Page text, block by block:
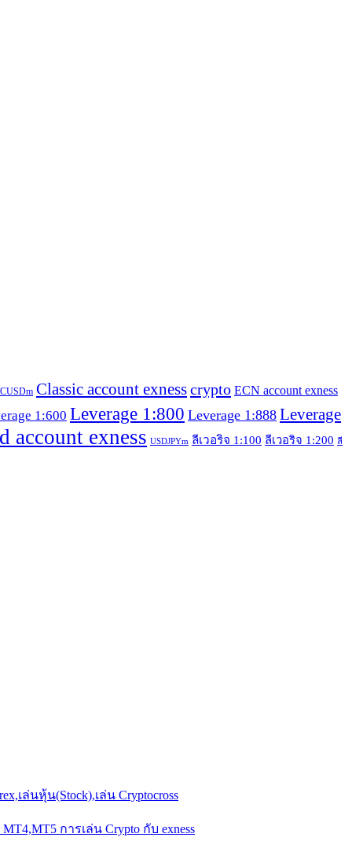
Classic account exnesscrypto ECN account exness
1:600 Leverage 1:800 Leverage 1:888 Leverage
account exness USDJPYm ลีเวอริจ 1:100 ลีเวอริจ 1:200 ลี
เล่นหุ้น(Stock),เล่น Cryptocross
การเล่น Crypto กับ exness